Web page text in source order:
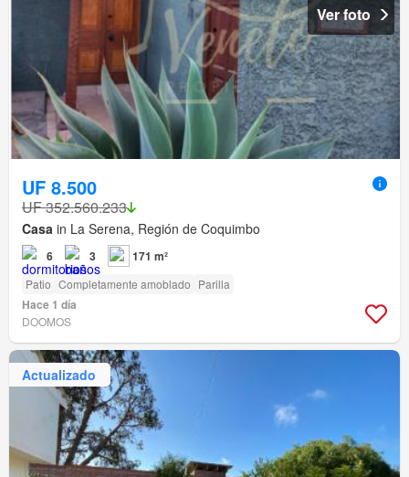
Ver foto
UF 8.500
UF 352.560.233
Casa in La Serena, Región de Coquimbo
6 3 171 m²
Patio Completamente amoblado Parilla
Hace 1 día
DOOMOS
Actualizado